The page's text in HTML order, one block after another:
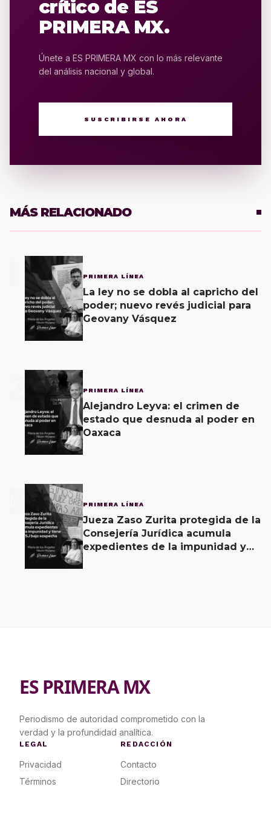
crítico de ES
PRIMERA MX.
Únete a ES PRIMERA MX con lo más relevante
del análisis nacional y global.
SUSCRIBIRSE AHORA
MÁS RELACIONADO
PRIMERA LÍNEA
La ley no se dobla al capricho del
poder; nuevo revés judicial para
Geovany Vásquez
PRIMERA LÍNEA
Alejandro Leyva: el crimen de
estado que desnuda al poder en
Oaxaca
3 PRIMERA LÍNEA
Jueza Zaso Zurita protegida de la
Consejería Jurídica acumula
expedientes de la impunidad y
ES PRIMERA MX
Periodismo de autoridad comprometido con la
verdad y la profundidad analítica.
LEGAL
Privacidad
Términos
REDACCIÓN
Contacto
Directorio